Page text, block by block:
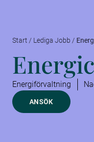
Start / Lediga Jobb /
Energiförvaltning
ANSÖK